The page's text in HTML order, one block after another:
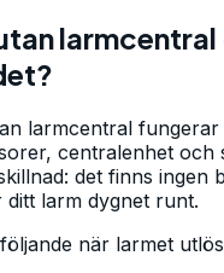
larmcentral fungerar
centralenhet och
det finns ingen
larm dygnet runt.
när larmet